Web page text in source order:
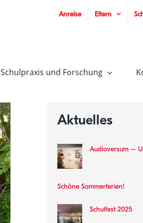
Anreise Eltern
Schulpraxis und Forschung
Aktuelles
Audioversum –
Schöne Sommerferien!
Schulfest 2025